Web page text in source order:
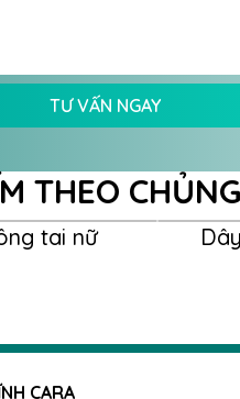
TƯ VẤN NGAY
THEO
tai nữ
CARA